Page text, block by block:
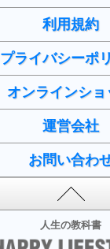
利用規約
プライバシーポ
オンラインショ
運営会社
お問い合わ
人生の教科書